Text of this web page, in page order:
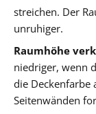
streichen. Der
unruhiger.
Raumhöhe
niedriger, wenn
die Deckenfarbe
Seitenwänden